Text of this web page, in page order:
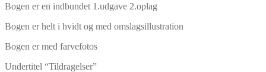
Bogen er en indbundet 1.udgave 2.oplag
Bogen er helt i hvidt og med omslagsillustration
Bogen er med farvefotos
Undertitel “Tildragelser”